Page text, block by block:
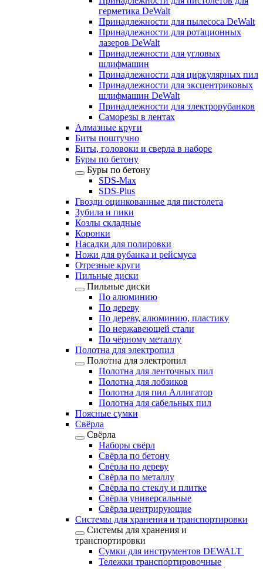
герметика DeWalt
Принадлежности для пылесоса DeWalt
Принадлежности для ротационных
лазеров DeWalt
Принадлежности для угловых
шлифмашин
Принадлежности для циркулярных пил
Принадлежности для эксцентриковых
шлифмашин DeWalt
Принадлежности для электрорубанков
Саморезы в лентах
Алмазные круги
Биты поштучно
Биты, головоки и сверла в наборе
Буры по бетону
Буры по бетону
SDS-Max
SDS-Plus
Гвозди оцинкованные для пистолета
Зубила и пики
Козлы складные
Коронки
Насадки для полировки
Ножи для рубанка и рейсмуса
Отрезные круги
Пильные диски
Пильные диски
По алюминию
По дереву
По дереву, алюминию, пластику
По нержавеющей стали
По чёрному металлу
Полотна для электропил
Полотна для электропил
Полотна для ленточных пил
Полотна для лобзиков
Полотна для пил Аллигатор
Полотна для сабельных пил
Поясные сумки
Свёрла
Свёрла
Наборы свёрл
Свёрла по бетону
Свёрла по дереву
Свёрла по металлу
Свёрла по стеклу и плитке
Свёрла универсальные
Свёрла центрирующие
Системы для хранения и транспортировки
Системы для хранения и
транспортировки
Сумки для инструментов DEWALT
Тележки транспортировочные